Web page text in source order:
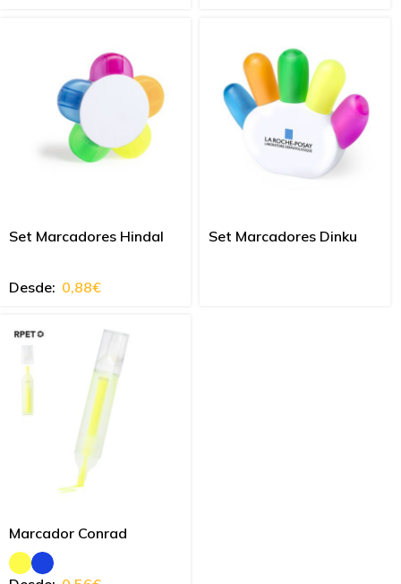
Set Marcadores Hindal
Desde: 0,88€
Set Marcadores Dinku
Marcador Conrad